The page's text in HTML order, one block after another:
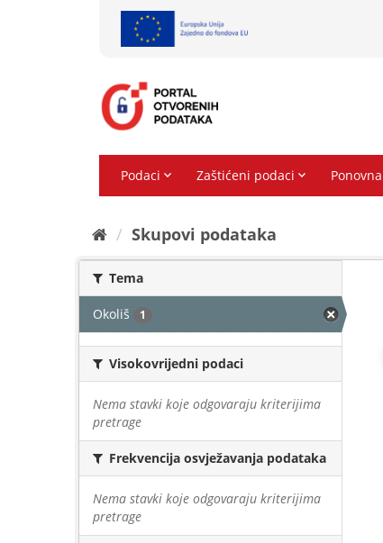
Skupovi podаtаkа
Tema
Okoliš 1
Visokovrijedni podaci
Nema stavki koje odgovaraju kriterijima
pretrage
Frekvencija osvježavanja podataka
Nema stavki koje odgovaraju kriterijima
pretrage